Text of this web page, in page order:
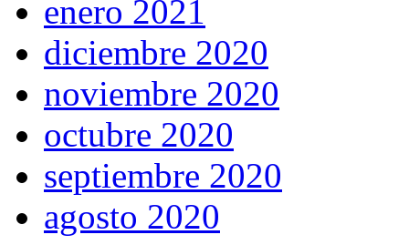
enero 2021
diciembre 2020
noviembre 2020
octubre 2020
septiembre 2020
agosto 2020